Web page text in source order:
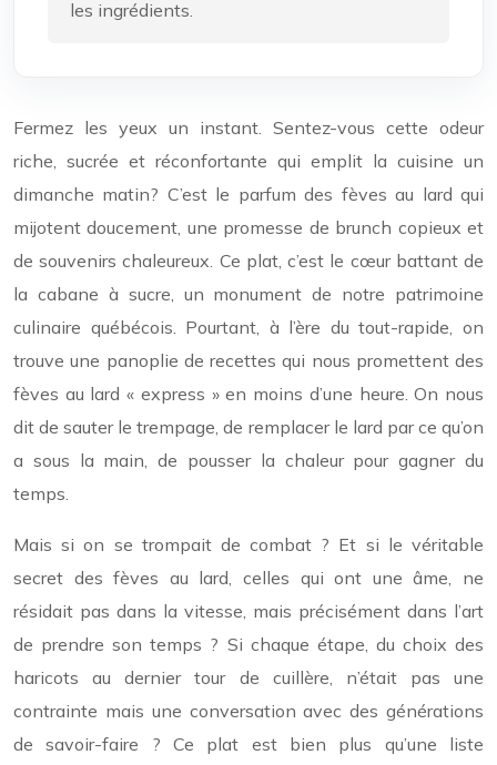
les ingrédients.
Fermez les yeux un instant. Sentez-vous cette odeur
riche, sucrée et réconfortante qui emplit la cuisine un
dimanche matin? C’est le parfum des fèves au lard qui
mijotent doucement, une promesse de brunch copieux et
de souvenirs chaleureux. Ce plat, c’est le cœur battant de
la cabane à sucre, un monument de notre patrimoine
culinaire québécois. Pourtant, à l’ère du tout-rapide, on
trouve une panoplie de recettes qui nous promettent des
fèves au lard « express » en moins d’une heure. On nous
dit de sauter le trempage, de remplacer le lard par ce qu’on
a sous la main, de pousser la chaleur pour gagner du
temps.
Mais si on se trompait de combat ? Et si le véritable
secret des fèves au lard, celles qui ont une âme, ne
résidait pas dans la vitesse, mais précisément dans l’art
de prendre son temps ? Si chaque étape, du choix des
haricots au dernier tour de cuillère, n’était pas une
contrainte mais une conversation avec des générations
de savoir-faire ? Ce plat est bien plus qu’une liste